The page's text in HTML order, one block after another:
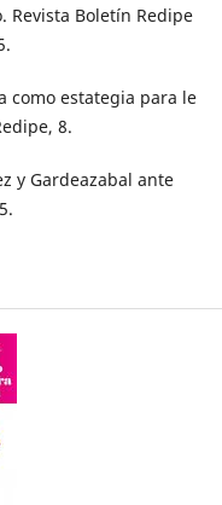
Boletín Redipe
como estategia para le
8.
y Gardeazabal ante